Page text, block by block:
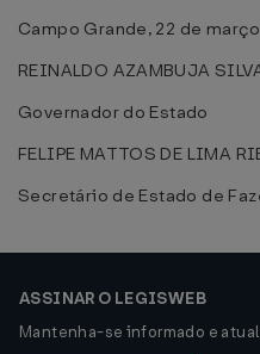
Campo Grande, 22 de
REINALDO AZAMBUJA
Governador do Estado
FELIPE MATTOS DE LIMA
Secretário de Estado de
ASSINAR O LEGISWEB
Mantenha-se informado e